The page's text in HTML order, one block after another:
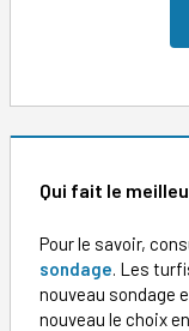
Qui fait le
Pour le savoir,
sondage. Les
nouveau sondage
nouveau le choix